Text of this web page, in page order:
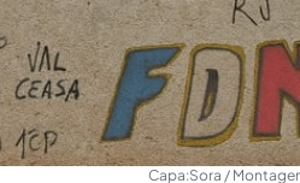
Capa:Sora /